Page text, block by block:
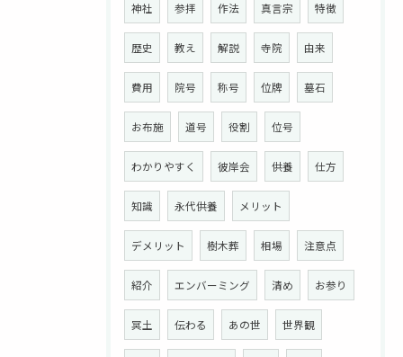
神社 参拝 作法 真言宗 特徴
歴史 教え 解説 寺院 由来
費用 院号 称号 位牌 墓石
お布施 道号 役割 位号
わかりやすく 彼岸会 供養 仕方
知識 永代供養 メリット
デメリット 樹木葬 相場 注意点
紹介 エンバーミング 清め お参り
冥土 伝わる あの世 世界観
お問い合わせはこちら